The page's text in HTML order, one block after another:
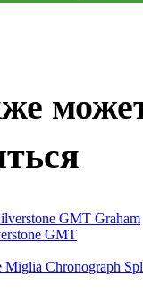
Graham
GMT